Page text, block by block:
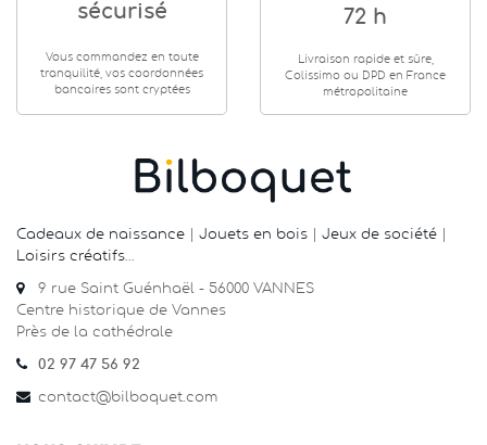
sécurisé
Vous commandez en toute
tranquilité, vos coordonnées
bancaires sont cryptées
72 h
Livraison rapide et sûre,
Colissimo ou DPD en France
métropolitaine
Cadeaux de naissance Jouets en bois Jeux de société
Loisirs créatifs…
9 rue Saint Guénhaël - 56000 VANNES
Centre historique de Vannes
Près de la cathédrale
02 97 47 56 92
contact@bilboquet.com